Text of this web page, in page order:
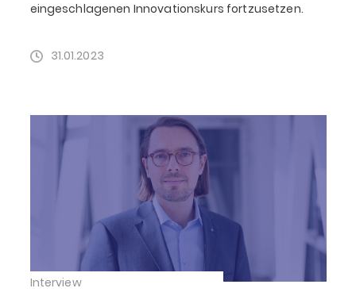
eingeschlagenen Innovationskurs fortzusetzen.
31.01.2023
Interview